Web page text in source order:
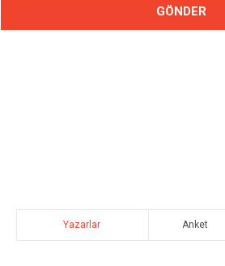
Yazarlar Anket